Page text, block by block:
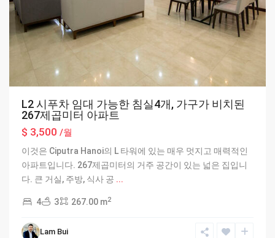
L2 시푸차 임대 가능한 침실4개, 가구가 비치된
267제곱미터 아파트
$ 3,500 /월
이것은 Ciputra Hanoi의 L 타워에 있는 매우 멋지고 매력적인
아파트입니다. 267제곱미터의 거주 공간이 있는 넓은 집입니
다. 큰 거실, 주방, 식사 공 ...
4 3 267.00 m2
Lam Bui
Tay
-
West
Lake,